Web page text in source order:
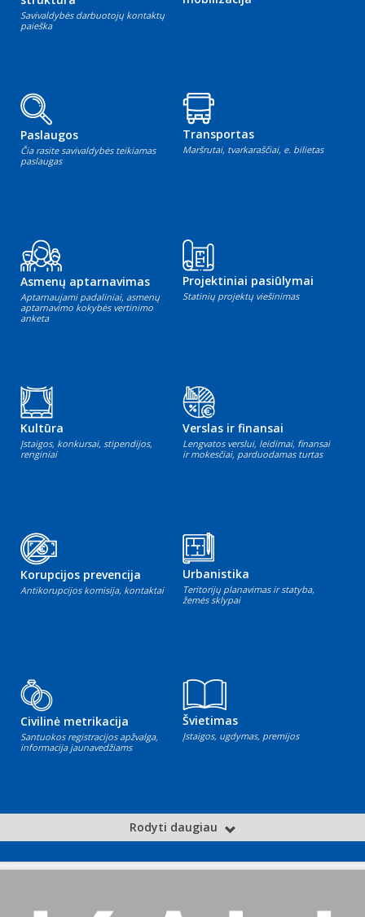
Savivaldybės darbuotojų kontaktų
paieška
Paslaugos
Čia rasite savivaldybės teikiamas
paslaugas
Transportas
Maršrutai, tvarkaraščiai, e. bilietas
Asmenų aptarnavimas
Aptarnaujami padaliniai, asmenų
aptarnavimo kokybės vertinimo
anketa
Projektiniai pasiūlymai
Statinių projektų viešinimas
Kultūra
Įstaigos, konkursai, stipendijos,
renginiai
Verslas ir finansai
Lengvatos verslui, leidimai, finansai
ir mokesčiai, parduodamas turtas
Korupcijos prevencija
Antikorupcijos komisija, kontaktai
Urbanistika
Teritorijų planavimas ir statyba,
žemės sklypai
Civilinė metrikacija
Santuokos registracijos apžvalga,
informacija jaunavedžiams
Švietimas
Įstaigos, ugdymas, premijos
Rodyti daugiau